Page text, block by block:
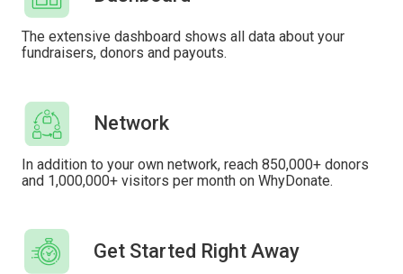
The extensive dashboard shows all data about your
fundraisers, donors and payouts.
Network
In addition to your own network, reach 850,000+ donors
and 1,000,000+ visitors per month on WhyDonate.
Get Started Right Away